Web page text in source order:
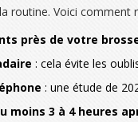
routine. Voici
près de votre
: cela évite les
: une étude de
moins 3 à 4 heures